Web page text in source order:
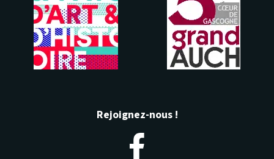
Rejoignez-nous !
– Nouvelle fenêtre